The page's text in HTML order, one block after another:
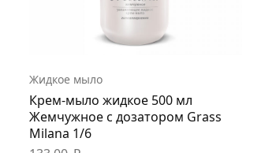
Жидкое мыло
Крем-мыло жидкое 500 мл
Жемчужное с дозатором Grass
Milana 1/6